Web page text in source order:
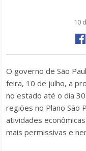
10
O governo de São
feira, 10 de julho, a
no estado até o dia
regiões no Plano São
atividades
mais permissivas e